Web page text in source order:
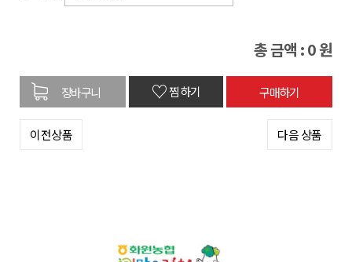
총 금액 :0원
♡찜하기
이전상품 다음 상품